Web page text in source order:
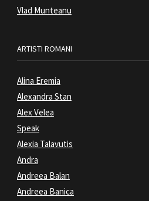
Vlad Munteanu
ARTISTI ROMANI
Alina Eremia
Alexandra Stan
Alex Velea
Speak
Alexia Talavutis
Andra
Andreea Balan
Andreea Banica